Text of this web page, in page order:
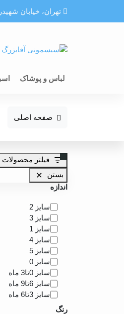
تهران، خيابان
لباس و پوشاک
صفحه اصلی
فیلتر محصولات
بستن
اندازه
اندازه
سایز 2
سایز 3
سایز 1
سایز 4
سایز 5
سایز 0
سایز 0تا3 ماه
سایز 6تا9 ماه
سایز 3تا6 ماه
رنگ